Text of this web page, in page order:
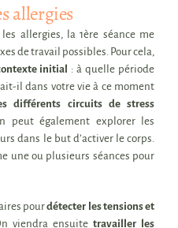
allergies
allergies, la 1ère séance me
de travail possibles. Pour cela,
initial : à quelle période
il dans votre vie à ce moment
différents circuits de stress
peut également explorer les
dans le but d’activer le corps.
une ou plusieurs séances pour
pourdétecter les tensions et
viendra ensuitetravailler les